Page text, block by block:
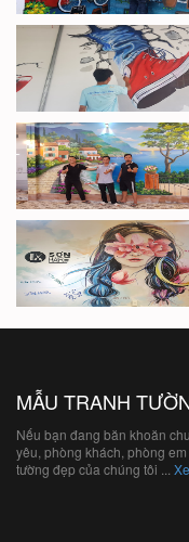
MẪU TRANH
Nếu bạn đang băn khoăn
yêu, phòng khách, phòng
tường đẹp của chúng tôi ...